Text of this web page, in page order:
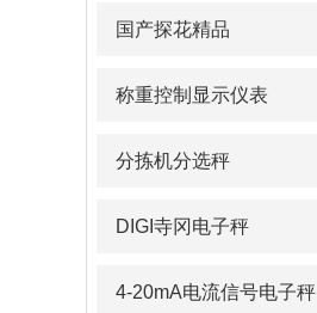
国产探花精品
称重控制显示仪表
分拣机分选秤
DIGI寺冈电子秤
4-20mA电流信号电子秤